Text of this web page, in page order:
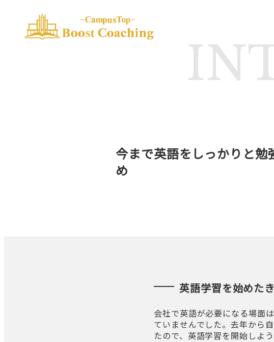
今まで英語をしっかりと
め
英語学習を始めた
会社で英語が必要になる場面
ていませんでした。去年から
たので、英語学習を開始しよう